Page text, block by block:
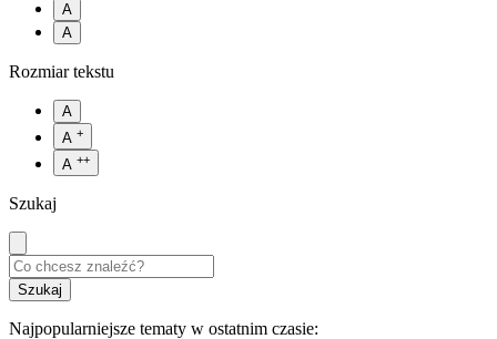
A
A
Rozmiar tekstu
A
A +
A ++
Szukaj
Najpopularniejsze tematy w ostatnim czasie: